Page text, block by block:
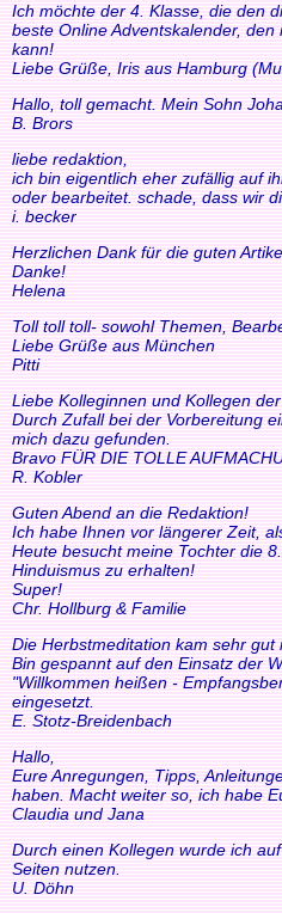
Ich möchte der 4. Klasse, die den
beste Online Adventskalender,
kann!
Liebe Grüße, Iris aus Hamburg
Hallo, toll gemacht. Mein Sohn
B. Brors
liebe redaktion,
ich bin eigentlich eher zufällig auf
oder bearbeitet. schade, dass wir
i. becker
Herzlichen Dank für die guten
Danke!
Helena
Toll toll toll- sowohl Themen,
Liebe Grüße aus München
Pitti
Liebe Kolleginnen und Kollegen
Durch Zufall bei der Vorbereitung
mich dazu gefunden.
Bravo FÜR DIE TOLLE
R. Kobler
Guten Abend an die Redaktion!
Ich habe Ihnen vor längerer Zeit,
Heute besucht meine Tochter die
Hinduismus zu erhalten!
Super!
Chr. Hollburg & Familie
Die Herbstmeditation kam sehr
Bin gespannt auf den Einsatz der
"Willkommen heißen -
eingesetzt.
E. Stotz-Breidenbach
Hallo,
Eure Anregungen, Tipps,
haben. Macht weiter so, ich habe
Claudia und Jana
Durch einen Kollegen wurde ich
Seiten nutzen.
U. Döhn